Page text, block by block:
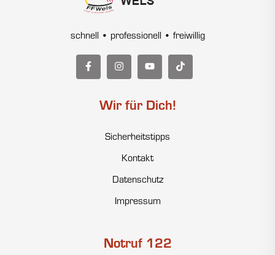
schnell • professionell • freiwillig
Wir für Dich!
Sicherheitstipps
Kontakt
Datenschutz
Impressum
Notruf 122